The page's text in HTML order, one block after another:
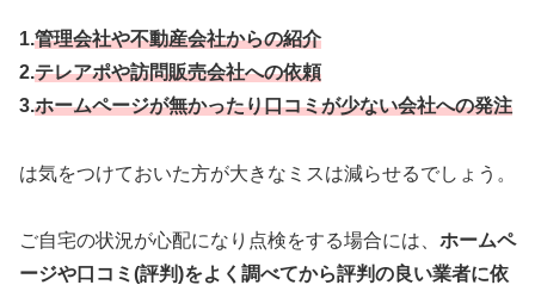
1.管理会社や不動産会社からの紹介
2.テレアポや訪問販売会社への依頼
3.ホームページが無かったり口コミが少ない会社への発注
は気をつけておいた方が大きなミスは減らせるでしょう。
ご自宅の状況が心配になり点検をする場合には、 ホームペ
ージや口コミ(評判)をよく調べてから評判の良い業者に依